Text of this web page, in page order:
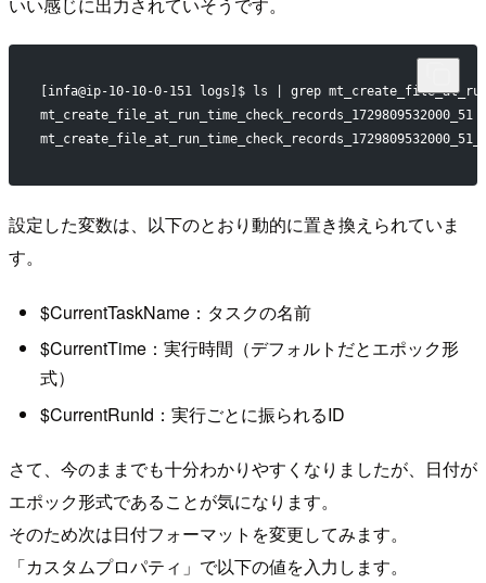
[infa@ip-10-10-0-151 logs]$ ls | grep
mt_create_file_at_run_time_check_records_1729809532000_51
設定した変数は、以下のとおり動的に置き換えられていま
す。
$CurrentTaskName：タスクの名前
$CurrentTime：実行時間（デフォルトだとエポック形
式）
$CurrentRunId：実行ごとに振られるID
さて、今のままでも十分わかりやすくなりましたが、日付が
エポック形式であることが気になります。
そのため次は日付フォーマットを変更してみます。
「カスタムプロパティ」で以下の値を入力します。